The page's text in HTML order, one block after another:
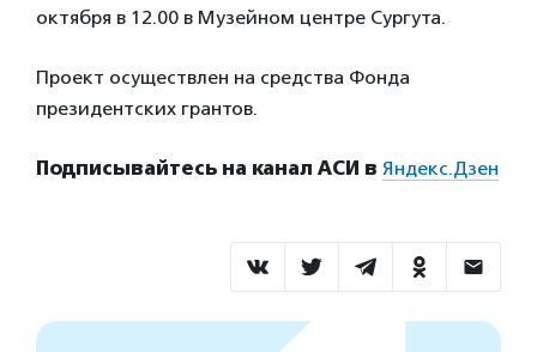
октября в 12.00 в Музейном центре Сургута.
Проект осуществлен на средства Фонда
президентских грантов.
Подписывайтесь на канал АСИ в Яндекс.Дзен